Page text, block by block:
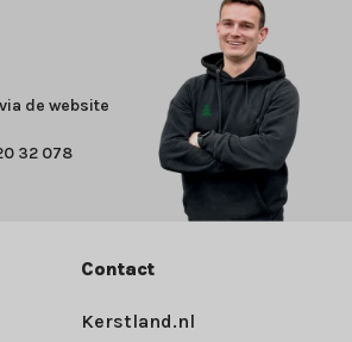
de website
32 078
Contact
Kerstland.nl